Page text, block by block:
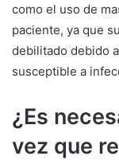
como el uso de
paciente, ya que su
debilitado debido
susceptible a
¿Es
vez que